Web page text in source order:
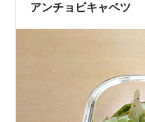
アンチョビキャベツ